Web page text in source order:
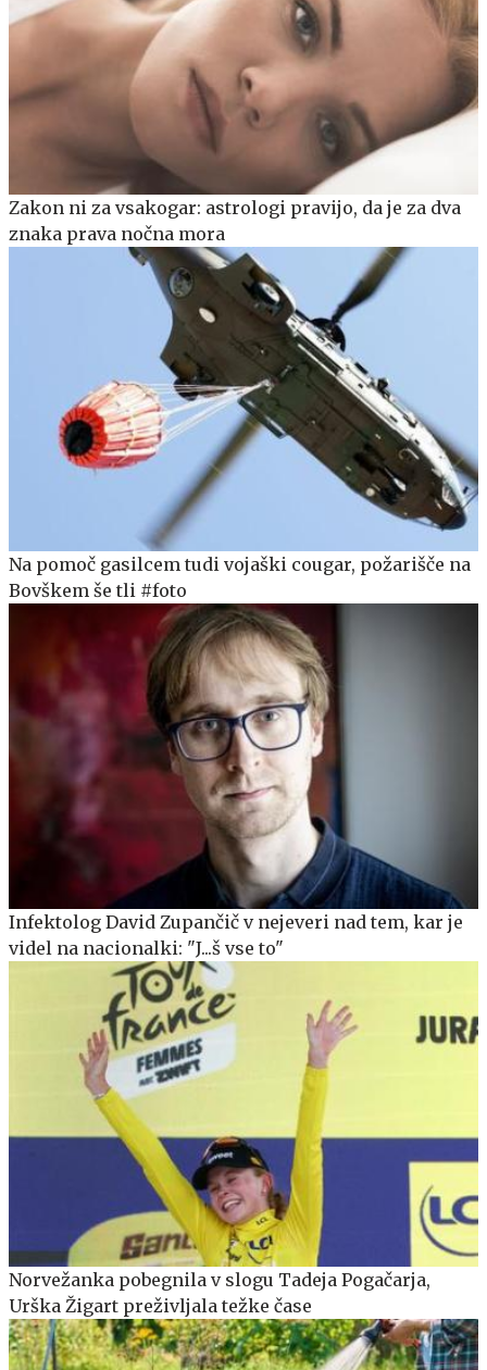
Zakon ni za vsakogar: astrologi pravijo, da je za dva
znaka prava nočna mora
Na pomoč gasilcem tudi vojaški cougar, požarišče na
Bovškem še tli #foto
Infektolog David Zupančič v nejeveri nad tem, kar je
videl na nacionalki: "J...š vse to"
Norvežanka pobegnila v slogu Tadeja Pogačarja,
Urška Žigart preživljala težke čase